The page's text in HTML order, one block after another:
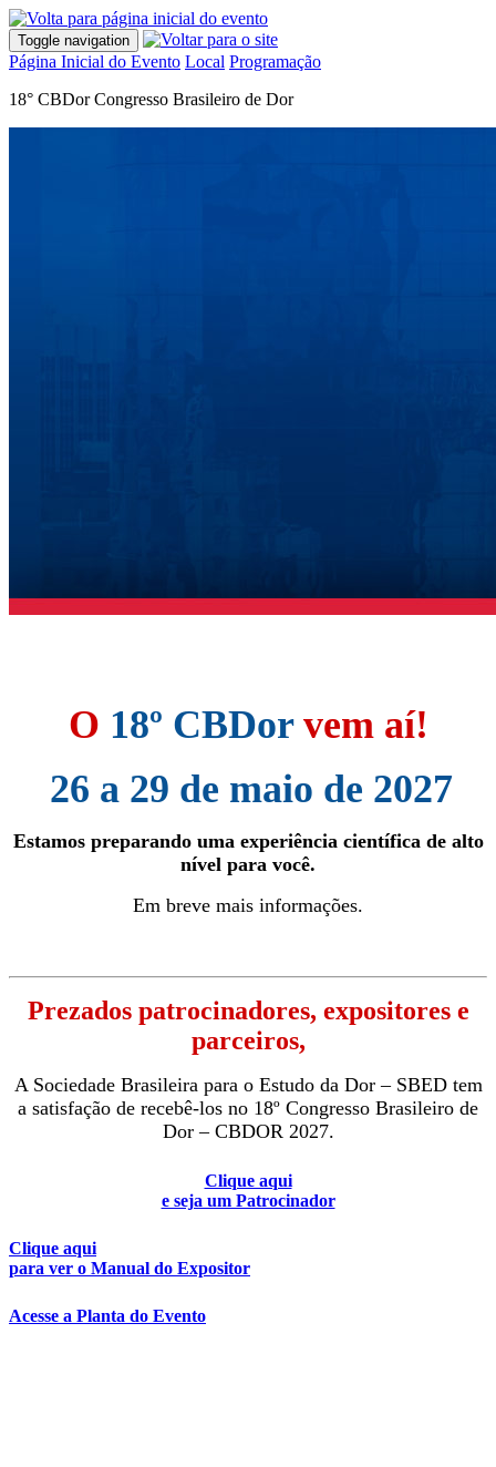
Toggle navigation
Página Inicial do Evento Local Programação
18° CBDor Congresso Brasileiro de Dor
O 18º CBDor vem aí!
26 a 29 de maio de 2027
Estamos preparando uma experiência científica de alto
nível para você.
Em breve mais informações.
Prezados patrocinadores, expositores e
parceiros,
A Sociedade Brasileira para o Estudo da Dor – SBED tem
a satisfação de recebê-los no 18º Congresso Brasileiro de
Dor – CBDOR 2027.
Clique aqui
e seja um Patrocinador
Clique aqui
para ver o Manual do Expositor
Acesse a Planta do Evento